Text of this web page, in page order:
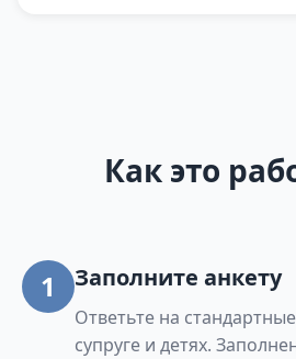
Как это
1 Заполните анкету
Ответьте на
супруге и детях.